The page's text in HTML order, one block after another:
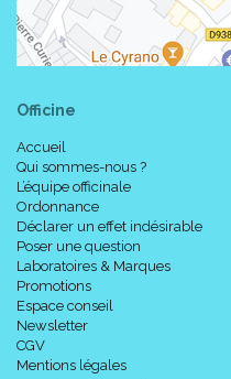
Officine
Accueil
Qui sommes-nous ?
L’équipe officinale
Ordonnance
Déclarer un effet indésirable
Poser une question
Laboratoires & Marques
Promotions
Espace conseil
Newsletter
CGV
Mentions légales